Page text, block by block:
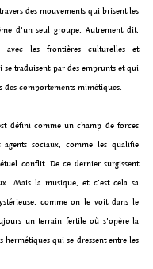
des mouvements qui brisent les
d'un seul groupe. Autrement dit,
les frontières culturelles et
traduisent par des emprunts et qui
comportements mimétiques.
défini comme un champ de forces
sociaux, comme les qualifie
conflit. De ce dernier surgissent
Mais la musique, et c’est cela sa
comme on le voit dans le
un terrain fertile où s’opère la
qui se dressent entre les